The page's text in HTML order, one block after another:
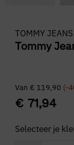
TOMMY JEANS
Tommy
Van € 119,90 (-
€ 71,94
Selecteer je